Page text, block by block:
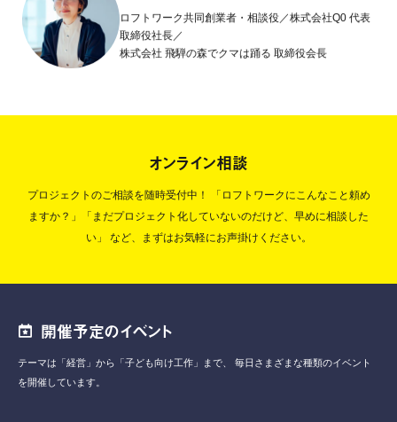
ロフトワーク共同創業者・相談役／株式会社Q0 代表
取締役社長／
株式会社 飛騨の森でクマは踊る 取締役会長
オンライン相談
プロジェクトのご相談を随時受付中！
「ロフトワークにこんなこと頼め
ますか？」「まだプロジェクト化していないのだけど、早めに相談した
い」
など、まずはお気軽にお声掛けください。
開催予定のイベント
テーマは「経営」から「子ども向け工作」まで、
毎日さまざまな種類のイベント
を開催しています。